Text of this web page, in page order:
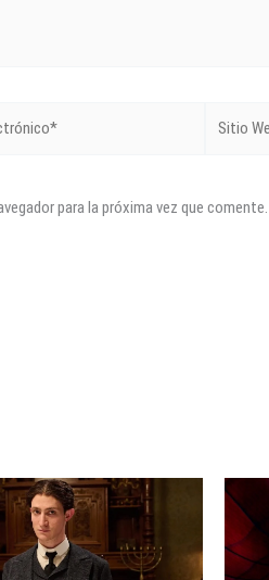
Web
para la próxima vez que comente.